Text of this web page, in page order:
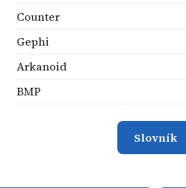
Counter
Gephi
Arkanoid
BMP
Slovník